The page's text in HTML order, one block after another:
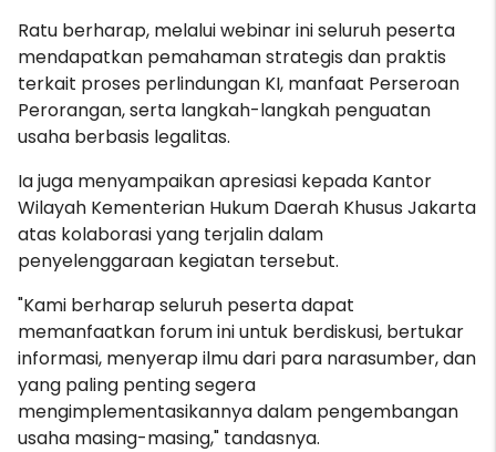
Ratu berharap, melalui webinar ini seluruh peserta
mendapatkan pemahaman strategis dan praktis
terkait proses perlindungan KI, manfaat Perseroan
Perorangan, serta langkah-langkah penguatan
usaha berbasis legalitas.
Ia juga menyampaikan apresiasi kepada Kantor
Wilayah Kementerian Hukum Daerah Khusus Jakarta
atas kolaborasi yang terjalin dalam
penyelenggaraan kegiatan tersebut.
"Kami berharap seluruh peserta dapat
memanfaatkan forum ini untuk berdiskusi, bertukar
informasi, menyerap ilmu dari para narasumber, dan
yang paling penting segera
mengimplementasikannya dalam pengembangan
usaha masing-masing," tandasnya.